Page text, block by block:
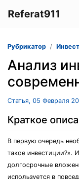
Referat911
Рубрикатор
Анализ
Статья, 05 Февраля
Краткое
В первую очередь
такое инвестиции?».
долгосрочные
используется в